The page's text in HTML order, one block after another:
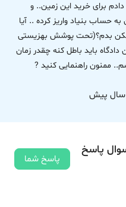
600 ملیون پول دادم برای خرید این زمین.. و
سال 89 پول زمین به حساب بنیاد واریز کرده .. آیا
مسکن بدم؟(تحت پوشش بهزیستی
باید باطل کنه چقدر زمان
ممنون راهنمایی کنید ?
پاسخ
پاسخ شما